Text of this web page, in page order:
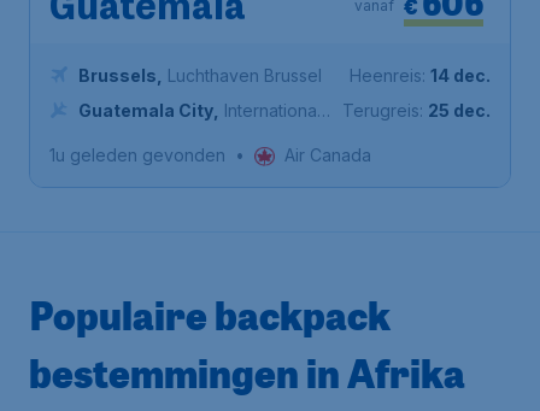
Guatemala vanaf
Brussels
Luchthaven Brussel
Guatemala City Internationale
Heenreis: 14 dec.
Terugreis: 25 dec.
1u geleden gevonden • Air Canada
Populaire backpack
bestemmingen in Afrika